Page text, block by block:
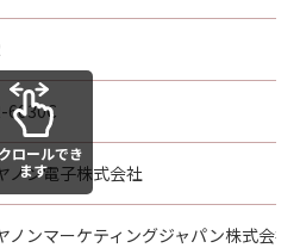
6030C
ノン電子株式会社
ノンマーケティングジャパン株式会社
ロールでき
ます